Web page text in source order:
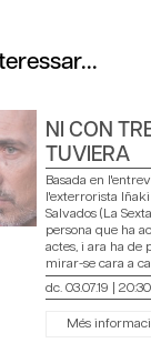
NI CON
TUVIERA
Basada en
l'exterrorista
Salvados (La
persona que ha
actes, i ara ha de
mirar-se cara a
dc. 03.07.19
Més